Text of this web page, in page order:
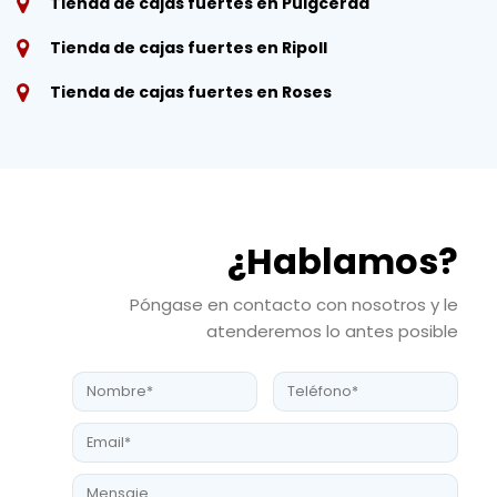
Tienda de cajas fuertes en Ripoll
Tienda de cajas fuertes en Roses
¿Hablamos?
Póngase en contacto con nosotros y le
atenderemos lo antes posible